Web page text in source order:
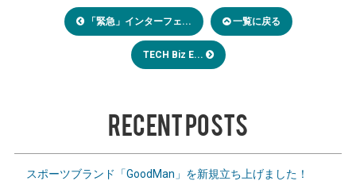
「緊急」インターフェ... 一覧に戻る
TECH Biz E...
RECENT POSTS
スポーツブランド「GoodMan」を新規立ち上げました！